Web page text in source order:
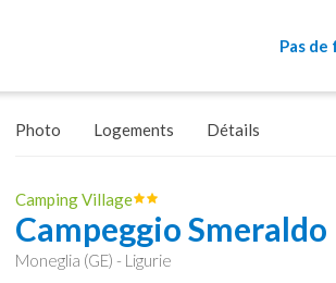
Pas
Photo Logements Détails
Camping Village
Campeggio Smeraldo
Moneglia (GE) - Ligurie